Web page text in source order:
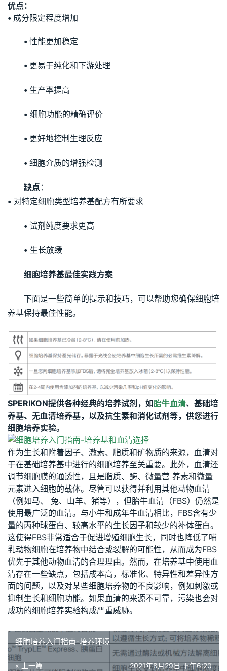
优点：
• 成分限定程度增加
• 性能更加稳定
• 更易于纯化和下游处理
• 生产率提高
• 细胞功能的精确评价
• 更好地控制生理反应
• 细胞介质的增强检测
缺点 ：
• 对特定细胞类型培养基配方有所要求
• 试剂纯度要求更高
• 生长放缓
细胞培养基最佳实践方案
下面是一些简单的提示和技巧，可以帮助您确保细胞培
养基保持最佳性能。
SPERIKON提供各种经典的培养试剂，如胎牛血清、基础培
养基、无血清培养基，以及抗生素和消化试剂等，供您进行
细胞培养实验。
作为生长和附着因子、激素、脂质和矿物质的来源，血清对
于在基础培养基中进行的细胞培养至关重要。此外，血清还
调节细胞膜的通透性，且是脂质、酶、微量营 养素和微量
元素进入细胞的载体。尽管可以获得并利用其他动物血清
（例如马、 兔、山羊、猪等），但胎牛血清（FBS）仍然是
使用最广泛的血清。与小牛和成年牛血清相比，FBS含有少
量的丙种球蛋白、较高水平的生长因子和较少的补体蛋白。
这使得FBS非常适合于促进增殖细胞生长，同时也降低了哺
乳动物细胞在培养物中结合或裂解的可能性，从而成为FBS
优先于其他动物血清的合理理由。然而，在培养基中使用血
清存在一些缺点，包括成本高，标准化、特异性和差异性方
面的问题，以及对某些细胞培养物的不良影响，例如刺激或
抑制生长和细胞功能。如果血清的来源不可靠，污染也会对
成功的细胞培养实验构成严重威胁。
细胞培养入门指南-培养环境
« 上一篇 2021年8月29日 下午6:20